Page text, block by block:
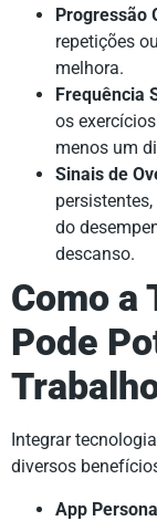
Progressão
repetições
melhora.
Frequência
os
menos um
Sinais de
do
descanso.
Como a
Pode
Integrar
diversos
App